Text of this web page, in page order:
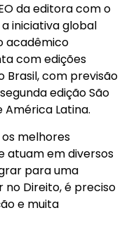
da editora com o
iniciativa global
acadêmico
com edições
Brasil, com previsão
edição São
América Latina.
melhores
atuam em diversos
para uma
no Direito, é preciso
e muita